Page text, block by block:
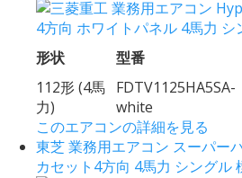
形状 型番
112形 (4馬
力)
FDTV1125HA5SA-
white
このエアコンの詳細を見る
東芝 業務用エアコン スーパー
カセット4方向 4馬力 シングル